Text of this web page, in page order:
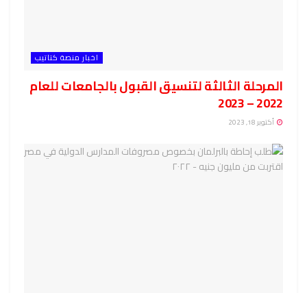
اخبار منصة كتاتيب
المرحلة الثالثة لتنسيق القبول بالجامعات للعام
2022 – 2023
أكتوبر 18, 2023